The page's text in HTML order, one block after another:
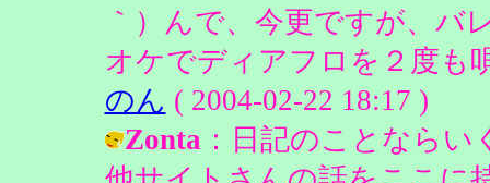
｀）んで、今更ですが、バ
オケでディアフロを２度も
のん ( 2004-02-22 18:17 )
Zonta ：日記のことなら